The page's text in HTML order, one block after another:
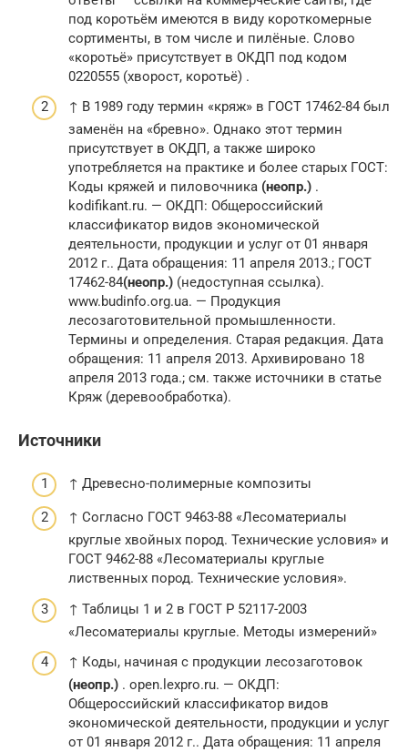
под коротьём имеются в виду короткомерные
сортименты, в том числе и пилёные. Слово
«коротьё» присутствует в ОКДП под кодом
0220555 (хворост, коротьё) .
↑ В 1989 году термин «кряж» в ГОСТ 17462-84 был
заменён на «бревно». Однако этот термин
присутствует в ОКДП, а также широко
употребляется на практике и более старых ГОСТ:
Коды кряжей и пиловочника (неопр.) .
kodifikant.ru. — ОКДП: Общероссийский
классификатор видов экономической
деятельности, продукции и услуг от 01 января
2012 г.. Дата обращения: 11 апреля 2013.; ГОСТ
17462-84(неопр.) (недоступная ссылка).
www.budinfo.org.ua. — Продукция
лесозаготовительной промышленности.
Термины и определения. Старая редакция. Дата
обращения: 11 апреля 2013. Архивировано 18
апреля 2013 года.; см. также источники в статье
Кряж (деревообработка).
Источники
↑ Древесно-полимерные композиты
↑ Согласно ГОСТ 9463-88 «Лесоматериалы
круглые хвойных пород. Технические условия» и
ГОСТ 9462-88 «Лесоматериалы круглые
лиственных пород. Технические условия».
↑ Таблицы 1 и 2 в ГОСТ Р 52117-2003
«Лесоматериалы круглые. Методы измерений»
↑ Коды, начиная с продукции лесозаготовок
(неопр.) . open.lexpro.ru. — ОКДП:
Общероссийский классификатор видов
экономической деятельности, продукции и услуг
от 01 января 2012 г.. Дата обращения: 11 апреля